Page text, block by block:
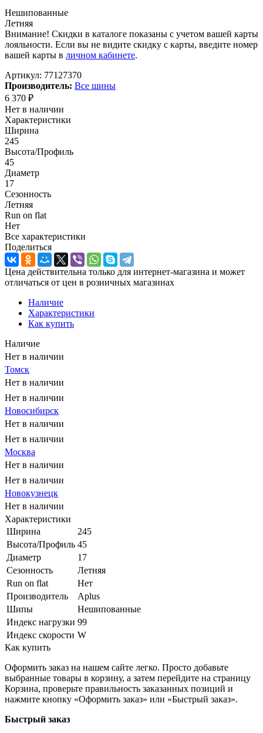
Нешипованные
Летняя
Внимание! Скидки в каталоге показаны с учетом вашей карты
лояльности. Если вы не видите скидку с карты, введите номер
вашей карты в личном кабинете.
Артикул: 77127370
Производитель: Все шины
6 370 ₽
Нет в наличии
Характеристики
Ширина
245
Высота/Профиль
45
Диаметр
17
Сезонность
Летняя
Run on flat
Нет
Все характеристики
Поделиться
Цена действительна только для интернет-магазина и может
отличаться от цен в розничных магазинах
Наличие
Характеристики
Как купить
Наличие
Нет в наличии
Томск
Нет в наличии
Нет в наличии
Новосибирск
Нет в наличии
Нет в наличии
Москва
Нет в наличии
Нет в наличии
Новокузнецк
Нет в наличии
Характеристики
Ширина
245
Высота/Профиль 45
Диаметр
17
Сезонность
Летняя
Run on flat
Нет
Производитель
Aplus
Шипы
Нешипованные
Индекс нагрузки 99
Индекс скорости W
Как купить
Оформить заказ на нашем сайте легко. Просто добавьте
выбранные товары в корзину, а затем перейдите на страницу
Корзина, проверьте правильность заказанных позиций и
нажмите кнопку «Оформить заказ» или «Быстрый заказ».
Быстрый заказ